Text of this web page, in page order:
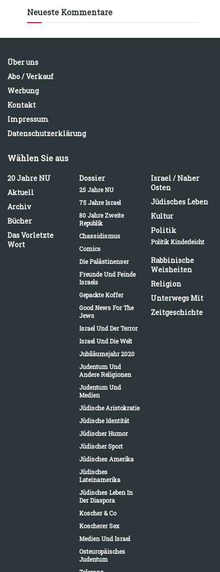
Neueste Kommentare
Über uns
Abo / Verkauf
Werbung
Kontakt
Impressum
Datenschutzerklärung
Wählen Sie aus
20 Jahre NU
Aktuell
Archiv
Bücher
Das Vorletzte
Wort
Dossier
25 Jahre NU
75 Jahre Israel
80 Jahre Zweite
Republik
Chassidismus
Comics
Die Palästinenser
Freunde Und Feinde
Israels
Gepackte Koffer
Good News For The
Jews
Israel Und Der Terror
Israel Und Die Welt
Jubiläumsjahr 2020
Judentum Und
Andere Religionen
Judentum Und
Medien
Jüdische Aristokratie
Jüdische Identität
Jüdischer Humor
Jüdischer Sport
Jüdisches Amerika
Jüdisches
Lateinamerika
Jüdisches Leben In
Der Diaspora
Koscher & Co
Koscherer Sex
Medien Und Israel
Osteuropäisches
Judentum
Israel / Naher
Osten
Jüdisches Leben
Kultur
Politik
Politik Kinderleicht
Rabbinische
Weisheiten
Religion
Unterwegs Mit
Zeitgeschichte